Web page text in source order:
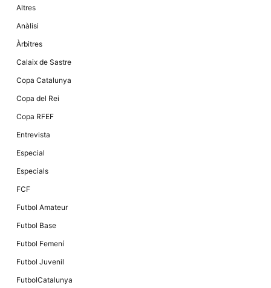
Altres
Anàlisi
Àrbitres
Calaix de Sastre
Copa Catalunya
Copa del Rei
Copa RFEF
Entrevista
Especial
Especials
FCF
Futbol Amateur
Futbol Base
Futbol Femení
Futbol Juvenil
FutbolCatalunya